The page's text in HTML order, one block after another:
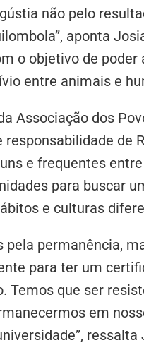
não pelo
aponta
o objetivo de
entre animais e
Associação dos
de
e frequentes
para buscar
e culturas
pela permanência,
para ter um
Temos que ser
em
ressalta